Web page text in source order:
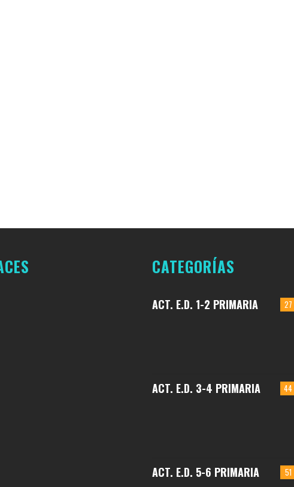
CATEGORÍAS
27
ACT. E.D. 1-2 PRIMARIA
44
ACT. E.D. 3-4 PRIMARIA
51
ACT. E.D. 5-6 PRIMARIA